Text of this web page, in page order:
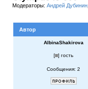
Модераторы: Андрей Дубинин
Автор
AlbinaShakirova
[ ] гость
Сообщения: 2